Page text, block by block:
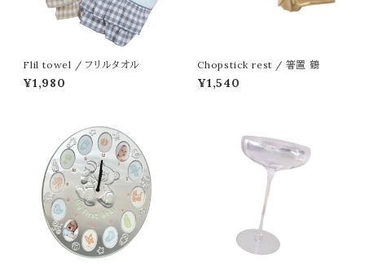
Flil towel / フリルタオル
¥1,980
Chopstick rest / 箸置 鶴
¥1,540